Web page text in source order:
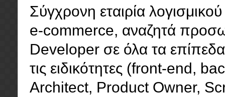
Σύγχρονη εταιρία
e-commerce, αναζητά
Developer σε όλα τα
τις ειδικότητες (front-end,
Architect, Product Owner,